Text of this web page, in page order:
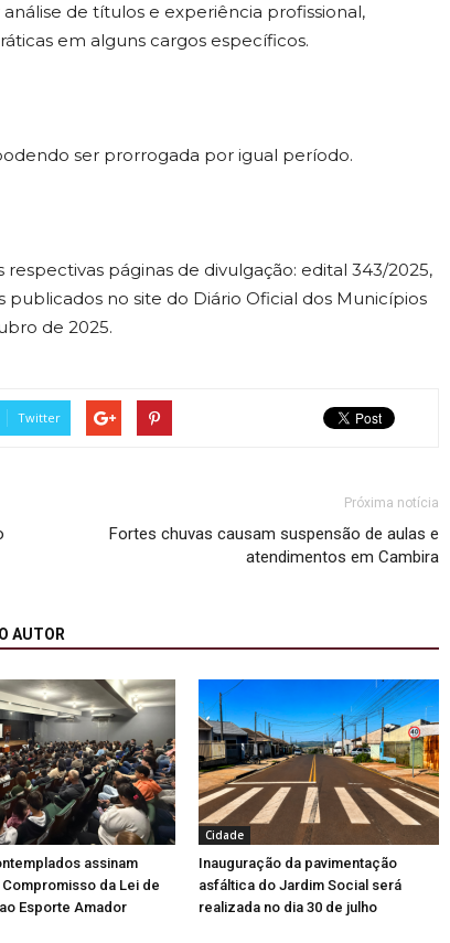
de títulos e experiência profissional,
em alguns cargos específicos.
ser prorrogada por igual período.
páginas de divulgação: edital 343/2025,
publicados no site do Diário Oficial dos Municípios
de 2025.
Twitter
Próxima notícia
Fortes chuvas causam suspensão de aulas e
atendimentos em Cambira
AUTOR
assinam
da Lei de
Esporte Amador
Cidade
Inauguração da pavimentação
asfáltica do Jardim Social será
realizada no dia 30 de julho